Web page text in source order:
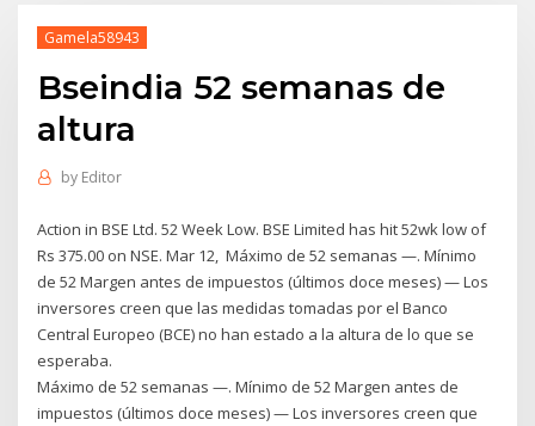
Gamela58943
Bseindia 52 semanas de
altura
by Editor
Action in BSE Ltd. 52 Week Low. BSE Limited has hit 52wk low of
Rs 375.00 on NSE. Mar 12, Máximo de 52 semanas —. Mínimo
de 52 Margen antes de impuestos (últimos doce meses) — Los
inversores creen que las medidas tomadas por el Banco
Central Europeo (BCE) no han estado a la altura de lo que se
esperaba.
Máximo de 52 semanas —. Mínimo de 52 Margen antes de
impuestos (últimos doce meses) — Los inversores creen que